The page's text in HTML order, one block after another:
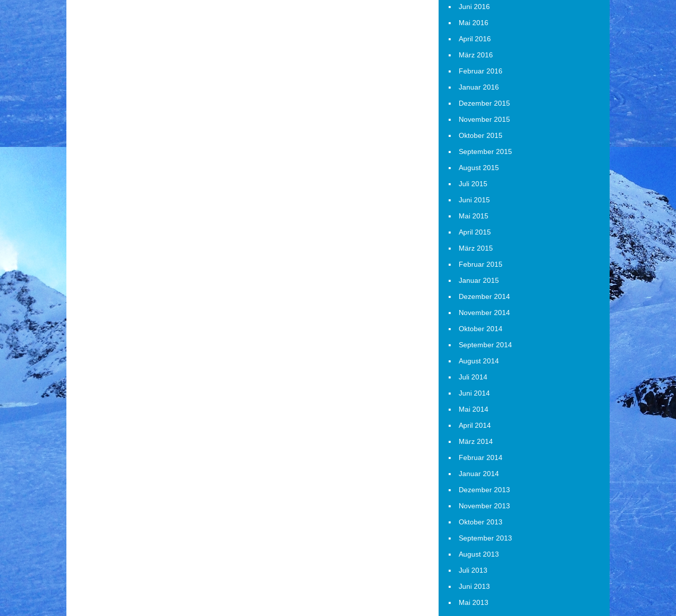
Juni 2016
Mai 2016
April 2016
März 2016
Februar 2016
Januar 2016
Dezember 2015
November 2015
Oktober 2015
September 2015
August 2015
Juli 2015
Juni 2015
Mai 2015
April 2015
März 2015
Februar 2015
Januar 2015
Dezember 2014
November 2014
Oktober 2014
September 2014
August 2014
Juli 2014
Juni 2014
Mai 2014
April 2014
März 2014
Februar 2014
Januar 2014
Dezember 2013
November 2013
Oktober 2013
September 2013
August 2013
Juli 2013
Juni 2013
Mai 2013